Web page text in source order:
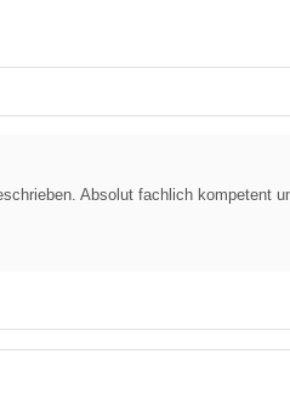
Absolut fachlich kompetent